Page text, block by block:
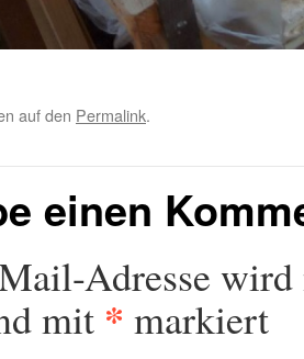
auf den Permalink.
einen
Adresse
mit * markiert